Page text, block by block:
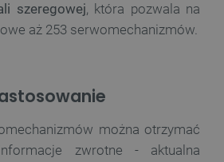
szeregowej, która pozwala na
aż 253 serwomechanizmów.
można otrzymać
zwrotne - aktualna